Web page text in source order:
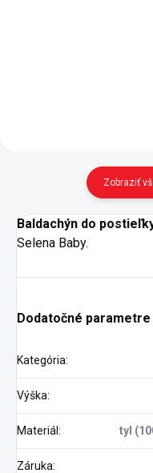
Zobraziť
Baldachýn do
Selena Baby.
Dodatočné parametre
Kategória:
Výška:
Materiál: tyl
Záruka: